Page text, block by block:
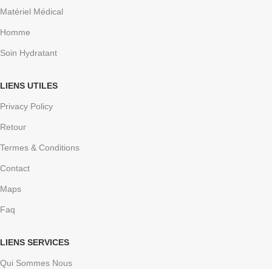
Matériel Médical
Homme
Soin Hydratant
LIENS UTILES
Privacy Policy
Retour
Termes & Conditions
Contact
Maps
Faq
LIENS SERVICES
Qui Sommes Nous